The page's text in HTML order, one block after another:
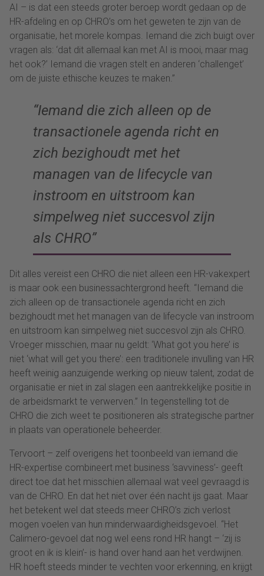
AI – is dat een steeds groter beroep wordt gedaan op de
HR-afdeling en op CHRO’s om het geweten te zijn van de
organisatie, het morele kompas. Iemand die zich buigt over
vragen als: ‘dat dit allemaal kan met AI is mooi, maar mag
het ook?’ Iemand die vragen stelt en anderen ‘challenget’
om de juiste ethische keuzes te maken.”
“Iemand die zich alleen op de
transactionele agenda richt en
zich bezighoudt met het
managen van de lifecycle van
instroom en uitstroom kan
simpelweg niet succesvol zijn
als CHRO”
Dit alles vereist een CHRO die niet alleen een HR-vakexpert
is maar ook een businessachtergrond heeft. “Iemand die
zich alleen op de transactionele agenda richt en zich
bezighoudt met het managen van de lifecycle van instroom
en uitstroom kan simpelweg niet succesvol zijn als CHRO.
Vroeger misschien, maar nu geldt: ‘What got you here’ is
niet ‘what will get you there’: een traditionele invulling van HR
heeft weinig aanzuigende werking op nieuw talent, zodat de
organisatie er niet in zal slagen een aantrekkelijke positie in
de arbeidsmarkt te verwerven.” In tegenstelling tot de
CHRO die zich weet te positioneren als strategische partner
in plaats van operationele beheerder.
Tervoort – zelf overigens het toonbeeld van iemand die
HR-expertise combineert met business ‘savviness’- geeft
direct toe dat het misschien allemaal wat veel gevraagd is
van de CHRO. En dat het niet over één nacht ijs gaat. Maar
het betekent wel dat steeds meer CHRO’s zich verlost
mogen voelen van hun minderwaardigheidsgevoel. “Het
Calimero-gevoel dat nog wel eens rond HR hangt – ‘zij is
groot en ik is klein’- is hand over hand aan het verdwijnen.
HR hoeft steeds minder te vechten voor erkenning, en krijgt